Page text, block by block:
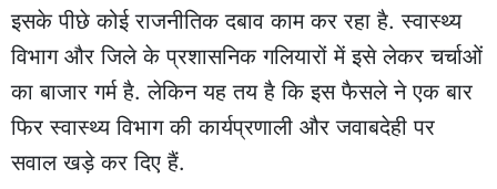
इसके पीछे कोई राजनीतिक दबाव काम कर रहा है. स्वास्थ्य
विभाग और जिले के प्रशासनिक गलियारों में इसे लेकर चर्चाओं
का बाजार गर्म है. लेकिन यह तय है कि इस फैसले ने एक बार
फिर स्वास्थ्य विभाग की कार्यप्रणाली और जवाबदेही पर
सवाल खड़े कर दिए हैं.